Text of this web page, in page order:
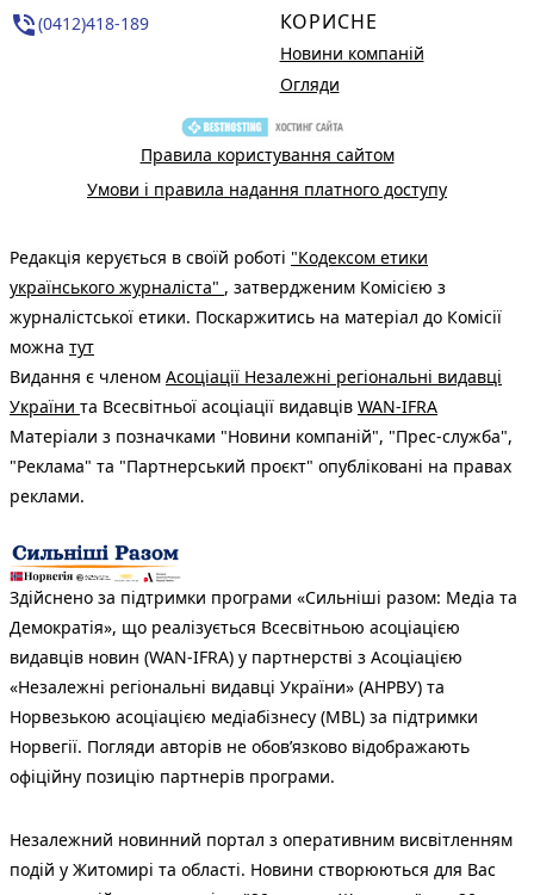
phone_in_talk(0412)418-189 КОРИСНЕ
Новини компаній
Огляди
Правила користування сайтом
Умови і правила надання платного доступу
Редакція керується в своїй роботі "Кодексом етики
українського журналіста" , затвердженим Комісією з
журналістської етики. Поскаржитись на матеріал до Комісії
можна тут
Видання є членом Асоціації Незалежні регіональні видавці
України та Всесвітньої асоціації видавців WAN-IFRA
Матеріали з позначками "Новини компаній", "Прес-служба",
"Реклама" та "Партнерський проєкт" опубліковані на правах
реклами.
Здійснено за підтримки програми «Сильніші разом: Медіа та
Демократія», що реалізується Всесвітньою асоціацією
видавців новин (WAN-IFRA) у партнерстві з Асоціацією
«Незалежні регіональні видавці України» (АНРВУ) та
Норвезькою асоціацією медіабізнесу (MBL) за підтримки
Норвегії. Погляди авторів не обов’язково відображають
офіційну позицію партнерів програми.
Незалежний новинний портал з оперативним висвітленням
подій у Житомирі та області. Новини створюються для Вас